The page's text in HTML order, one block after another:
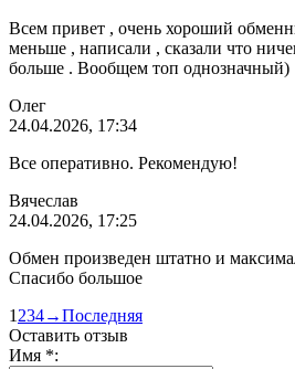
Всем привет , очень хороший
меньше , написали , сказали что
больше . Вообщем топ однозначный)
Олег
24.04.2026, 17:34
Все оперативно. Рекомендую!
Вячеслав
24.04.2026, 17:25
Обмен произведен штатно и
Спасибо большое
1 234→Последняя
Оставить отзыв
Имя *: